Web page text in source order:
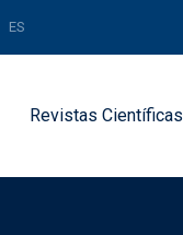
ES
Revistas Científicas